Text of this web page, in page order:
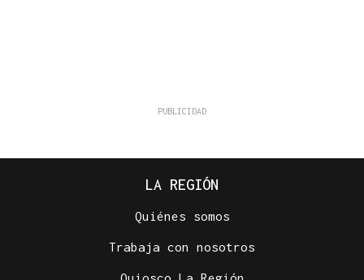
LA REGIÓN
Quiénes somos
Trabaja con nosotros